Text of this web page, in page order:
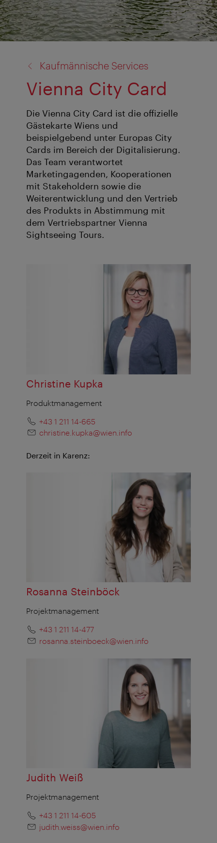
Kaufmännische Services
Vienna City Card
Die Vienna City Card ist die offizielle
Gästekarte Wiens und
beispielgebend unter Europas City
Cards im Bereich der Digitalisierung.
Das Team verantwortet
Marketingagenden, Kooperationen
mit Stakeholdern sowie die
Weiterentwicklung und den Vertrieb
des Produkts in Abstimmung mit
dem Vertriebspartner Vienna
Sightseeing Tours.
Christine Kupka
Produktmanagement
+43 1 211 14-665
christine.kupka@wien.info
Derzeit in Karenz:
Rosanna Steinböck
Projektmanagement
+43 1 211 14-477
rosanna.steinboeck@wien.info
Judith Weiß
Projektmanagement
+43 1 211 14-605
judith.weiss@wien.info